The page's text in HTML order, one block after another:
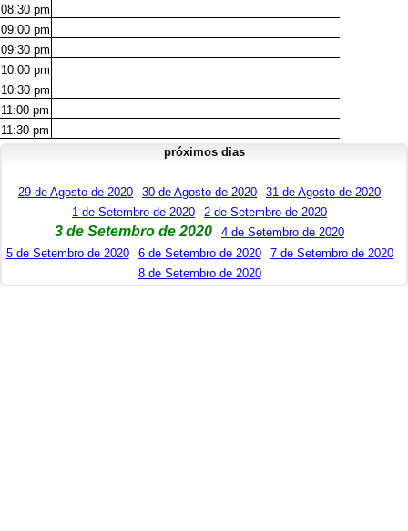
08:30 pm
09:00 pm
09:30 pm
10:00 pm
10:30 pm
11:00 pm
11:30 pm
próximos dias
29 de Agosto de 2020 30 de Agosto de 2020
31 de Agosto de 2020
1 de Setembro de 2020
2 de Setembro de 2020
3 de Setembro de 2020
4 de Setembro de 2020
5 de Setembro de 2020
6 de Setembro de 2020
7 de Setembro de 2020
8 de Setembro de 2020